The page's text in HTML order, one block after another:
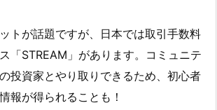
トが話題ですが、日本では取引手数料
「STREAM」があります。コミュニテ
投資家とやり取りできるため、初心者
報が得られることも！